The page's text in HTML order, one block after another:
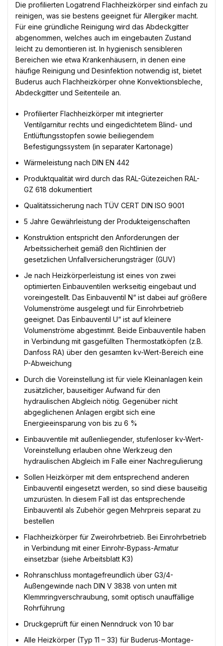
Die profilierten Logatrend Flachheizkörper sind einfach zu
reinigen, was sie bestens geeignet für Allergiker macht.
Für eine gründliche Reinigung wird das Abdeckgitter
abgenommen, welches auch im eingebauten Zustand
leicht zu demontieren ist. In hygienisch sensibleren
Bereichen wie etwa Krankenhäusern, in denen eine
häufige Reinigung und Desinfektion notwendig ist, bietet
Buderus auch Flachheizkörper ohne Konvektionsbleche,
Abdeckgitter und Seitenteile an.
Profilierter Flachheizkörper mit integrierter
Ventilgarnitur rechts und eingedichtetem Blind- und
Entlüftungsstopfen sowie beiliegendem
Befestigungssystem (in separater Kartonage)
Wärmeleistung nach DIN EN 442
Produktqualität wird durch das RAL-Gütezeichen RAL-
GZ 618 dokumentiert
Qualitätssicherung nach TÜV CERT DIN ISO 9001
5 Jahre Gewährleistung der Produkteigenschaften
Konstruktion entspricht den Anforderungen der
Arbeitssicherheit gemäß den Richtlinien der
gesetzlichen Unfallversicherungsträger (GUV)
Je nach Heizkörperleistung ist eines von zwei
optimierten Einbauventilen werkseitig eingebaut und
voreingestellt. Das Einbauventil N“ ist dabei auf größere
Volumenströme ausgelegt und für Einrohrbetrieb
geeignet. Das Einbauventil U“ ist auf kleinere
Volumenströme abgestimmt. Beide Einbauventile haben
in Verbindung mit gasgefüllten Thermostatköpfen (z.B.
Danfoss RA) über den gesamten kv-Wert-Bereich eine
P-Abweichung
Durch die Voreinstellung ist für viele Kleinanlagen kein
zusätzlicher, bauseitiger Aufwand für den
hydraulischen Abgleich nötig. Gegenüber nicht
abgeglichenen Anlagen ergibt sich eine
Energieeinsparung von bis zu 6 %
Einbauventile mit außenliegender, stufenloser kv-Wert-
Voreinstellung erlauben ohne Werkzeug den
hydraulischen Abgleich im Falle einer Nachregulierung
Sollen Heizkörper mit dem entsprechend anderen
Einbauventil eingesetzt werden, so sind diese bauseitig
umzurüsten. In diesem Fall ist das entsprechende
Einbauventil als Zubehör gegen Mehrpreis separat zu
bestellen
Flachheizkörper für Zweirohrbetrieb. Bei Einrohrbetrieb
in Verbindung mit einer Einrohr-Bypass-Armatur
einsetzbar (siehe Arbeitsblatt K3)
Rohranschluss montagefreundlich über G3/4-
Außengewinde nach DIN V 3838 von unten mit
Klemmringverschraubung, somit optisch unauffällige
Rohrführung
Druckgeprüft für einen Nenndruck von 10 bar
Alle Heizkörper (Typ 11 – 33) für Buderus-Montage-